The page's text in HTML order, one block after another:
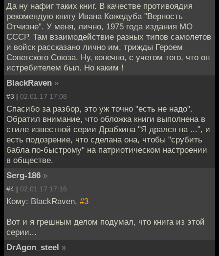
Да ну нафиг таких книг. В качестве противоядия
рекомендую книгу Ивана Кожедуба "Верность
Отчизне". У меня, лично, 1975 года издания МО
СССР. Там взаимодействие разных типов самолетов
и войск рассказано лично им, трижды Героем
Советского Союза. Ну, конечно, с учетом того, что он
истребителем был. Но каким !
BlackRaven »
#3 | 02.01.17 17:08
Спасибо за разбор, это уж точно "есть не надо".
Обратил внимание, что обложка книги выполнена в
стиле известной серии Драбкина "Я дрался на ...", и
есть подозрение, что сделана она, чтобы "срубить
бабла по-быстрому" на патриотическом настроении
в обществе.
Serg-186 »
#4 | 02.01.17 17:16
Кому: BlackRaven, #3
Вот и я грешным делом подумал, что книга из этой
серии...
DrAgon_steel »